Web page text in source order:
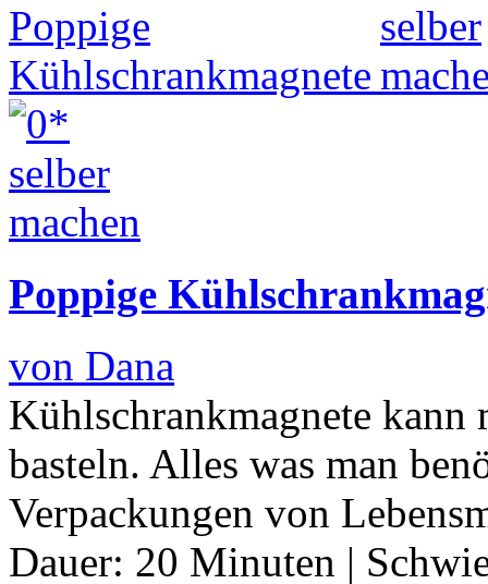
Poppige
von Dana
Kühlschrankmagnete kann
basteln. Alles was man
Verpackungen von
Dauer: 20 Minuten |